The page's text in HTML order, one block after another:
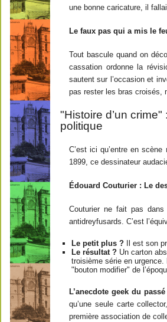
une bonne caricature, il
Le faux pas qui a mis le
Tout bascule quand on
cassation ordonne la
sautent sur l’occasion et
pas rester les bras croisés,
"Histoire d’un
politique
C’est ici qu’entre en
1899, ce dessinateur
Édouard Couturier : Le
Couturier ne fait pas
antidreyfusards. C’est
Le petit plus ? Il est son
Le résultat ? Un carton
troisième série en
"bouton modifier" de
L’anecdote geek du passé
qu’une seule carte
première association de